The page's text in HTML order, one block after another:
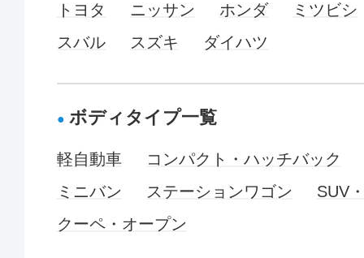
トヨタ ニッサン ホンダ
ミツビシ
スバル
スズキ ダイハツ
ボディタイプ一覧
軽自動車
コンパクト・ハッチバック
ミニバン
ステーションワゴン
SUV
クーペ・オープン